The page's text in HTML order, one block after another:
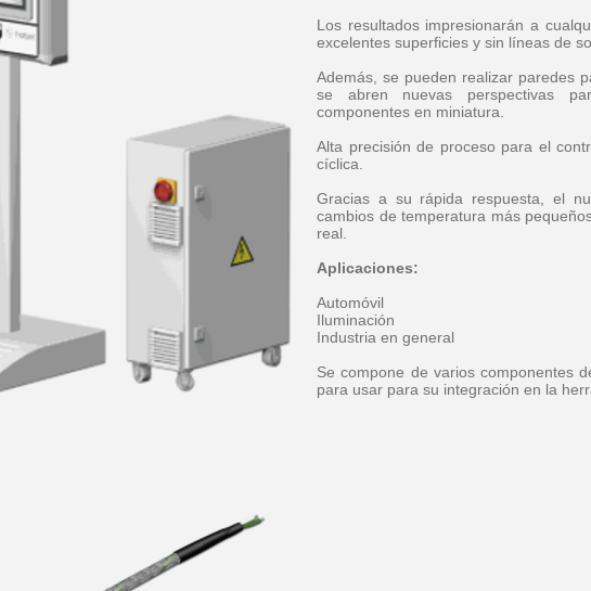
Los resultados impresionarán a
excelentes superficies y sin líneas de
Además, se pueden realizar paredes
se abren nuevas perspectivas
componentes en miniatura.
Alta precisión de proceso para el
cíclica.
Gracias a su rápida respuesta, el
cambios de temperatura más
real.
Aplicaciones:
Automóvil
Iluminación
Industria en general
Se compone de varios componentes
para usar para su integración en la